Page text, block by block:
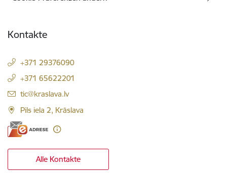
Kontakte
+371 29376090
+371 65622201
E-Mail:
tic@kraslava.lv
Pils iela 2, Krāslava
Alle Kontakte